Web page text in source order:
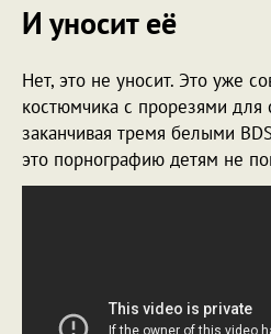
И уносит её
Нет, это не уносит. Это уже
костюмчика с прорезями для
заканчивая тремя белыми
это порнографию детям не